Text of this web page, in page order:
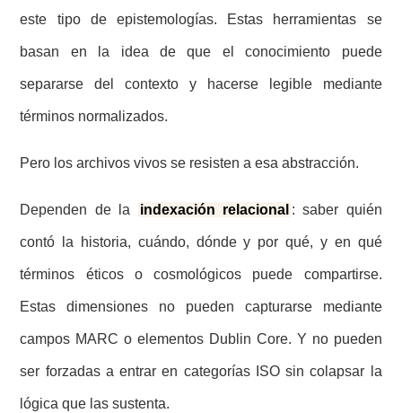
este tipo de epistemologías. Estas herramientas se
basan en la idea de que el conocimiento puede
separarse del contexto y hacerse legible mediante
términos normalizados.
Pero los archivos vivos se resisten a esa abstracción.
Dependen de la indexación relacional : saber quién
contó la historia, cuándo, dónde y por qué, y en qué
términos éticos o cosmológicos puede compartirse.
Estas dimensiones no pueden capturarse mediante
campos MARC o elementos Dublin Core. Y no pueden
ser forzadas a entrar en categorías ISO sin colapsar la
lógica que las sustenta.